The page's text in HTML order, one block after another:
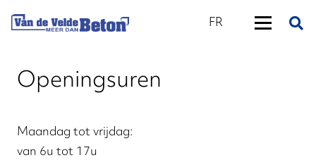
FR
Openingsuren
Maandag tot vrijdag:
van 6u tot 17u